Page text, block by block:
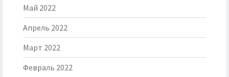
Май 2022
Апрель 2022
Март 2022
Февраль 2022